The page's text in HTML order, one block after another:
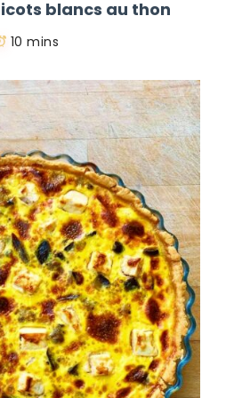
blancs au thon
10 mins